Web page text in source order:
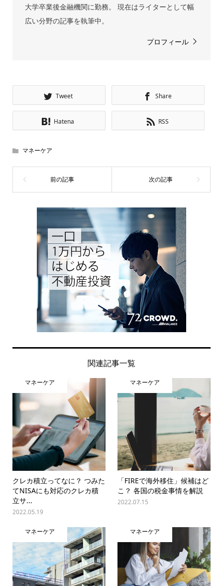
大学卒業後金融機関に勤務。 現在はライターとして幅
広い分野の記事を執筆中。
プロフィール
Tweet Share
Hatena RSS
マネーケア
関連記事一覧
マネーケア
クレカ積立ってなに？ つみた
てNISAにも対応のクレカ積
立サ...
2022.05.19
マネーケア
「FIREで海外移住」候補はど
こ？ 各国の税金事情を解説
2022.07.15
マネーケア マネーケア